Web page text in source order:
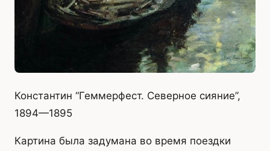
Константин “Геммерфест. Северное сияние”,
1894—1895
Картина была задумана во время поездки